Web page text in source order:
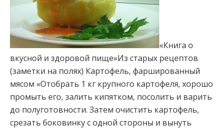
«Книга о
вкусной и здоровой пище»Из старых рецептов
(заметки на полях) Картофель, фаршированный
мясом «Отобрать 1 кг крупного картофеля, хорошо
промыть его, залить кипятком, посолить и варить
до полуготовности. Затем очистить картофель,
срезать боковинку с одной стороны и вынуть